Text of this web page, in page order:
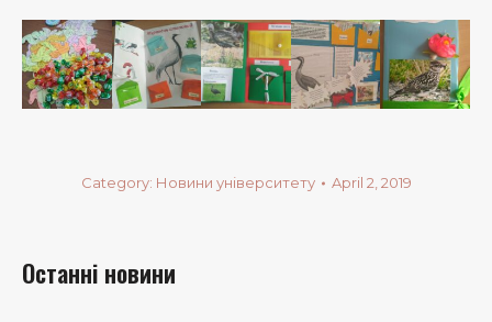
Category: Новини університету April 2, 2019
Останні новини